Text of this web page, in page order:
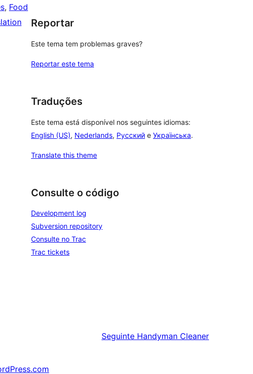
, Food
Reportar
Este tema tem problemas graves?
Reportar este tema
Traduções
Este tema está disponível nos seguintes idiomas:
English (US), Nederlands, Русский e Українська.
Translate this theme
Consulte o código
Development log
Subversion repository
Consulte no Trac
Trac tickets
Seguinte Handyman Cleaner